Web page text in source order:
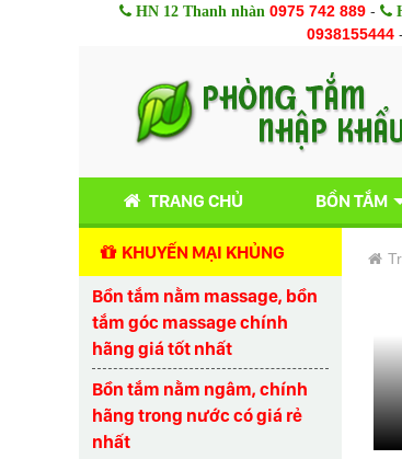
HN 12 Thanh nhàn 0975 742 889 -
0938155444-
TRANG CHỦ BỒN TẮM
KHUYẾN MẠI KHỦNG
Bồn tắm nằm massage, bồn
tắm góc massage chính
hãng giá tốt nhất
Bồn tắm nằm ngâm, chính
hãng trong nước có giá rẻ
nhất